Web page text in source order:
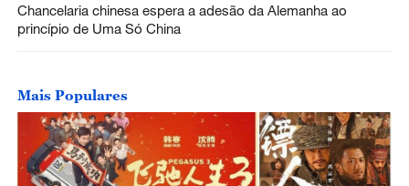
Chancelaria chinesa espera a adesão da Alemanha ao
princípio de Uma Só China
Mais Populares